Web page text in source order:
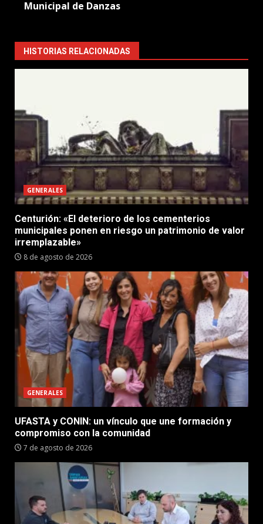
Municipal de Danzas
HISTORIAS RELACIONADAS
GENERALES
Centurión: «El deterioro de los cementerios
municipales ponen en riesgo un patrimonio de valor
irremplazable»
8 de agosto de 2026
GENERALES
UFASTA y CONIN: un vínculo que une formación y
compromiso con la comunidad
7 de agosto de 2026